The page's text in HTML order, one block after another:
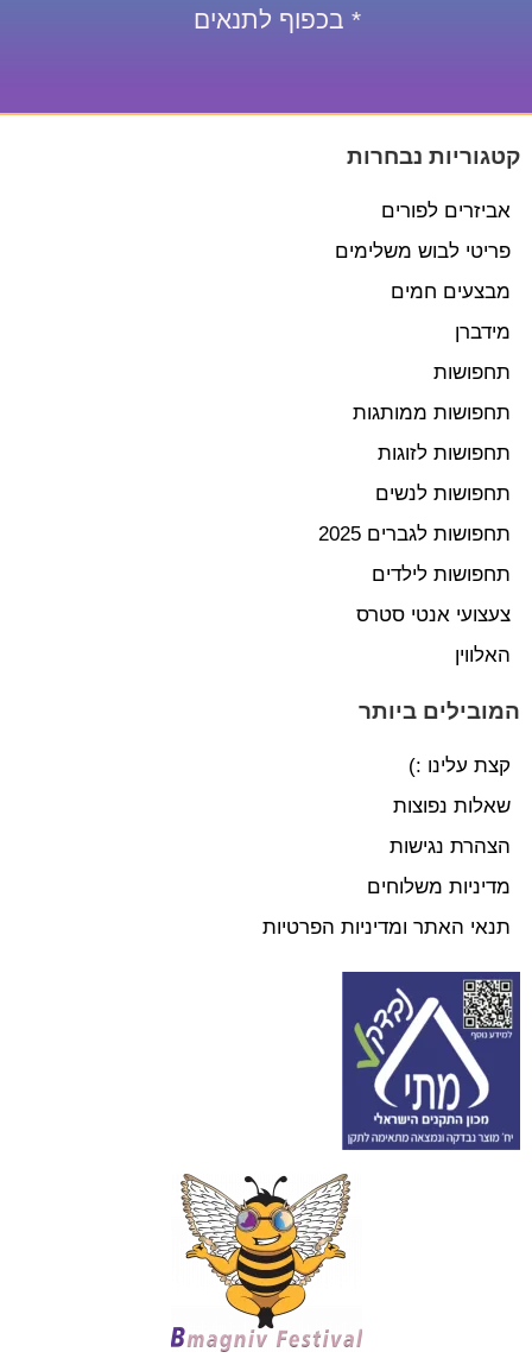
* בכפוף לתנאים
קטגוריות נבחרות
אביזרים לפורים
פריטי לבוש משלימים
מבצעים חמים
מידברן
תחפושות
תחפושות ממותגות
תחפושות לזוגות
תחפושות לנשים
תחפושות לגברים 2025
תחפושות לילדים
צעצועי אנטי סטרס
האלווין
המובילים ביותר
קצת עלינו :)
שאלות נפוצות
הצהרת נגישות
מדיניות משלוחים
תנאי האתר ומדיניות הפרטיות